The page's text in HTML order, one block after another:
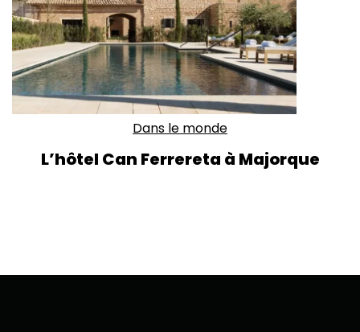
Dans le monde
L’hôtel Can Ferrereta à Majorque